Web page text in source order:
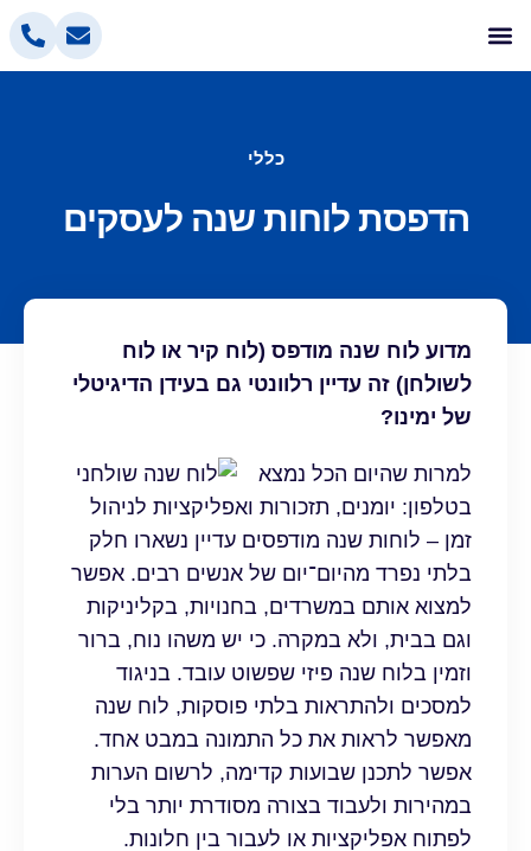
כללי
הדפסת לוחות שנה לעסקים
מדוע לוח שנה מודפס (לוח קיר או לוח
לשולחן) זה עדיין רלוונטי גם בעידן הדיגיטלי
של ימינו?
למרות שהיום הכל נמצא
בטלפון: יומנים, תזכורות ואפליקציות לניהול
זמן – לוחות שנה מודפסים עדיין נשארו חלק
בלתי נפרד מהיום־יום של אנשים רבים. אפשר
למצוא אותם במשרדים, בחנויות, בקליניקות
וגם בבית, ולא במקרה. כי יש משהו נוח, ברור
וזמין בלוח שנה פיזי שפשוט עובד. בניגוד
למסכים ולהתראות בלתי פוסקות, לוח שנה
מאפשר לראות את כל התמונה במבט אחד.
אפשר לתכנן שבועות קדימה, לרשום הערות
במהירות ולעבוד בצורה מסודרת יותר בלי
לפתוח אפליקציות או לעבור בין חלונות.